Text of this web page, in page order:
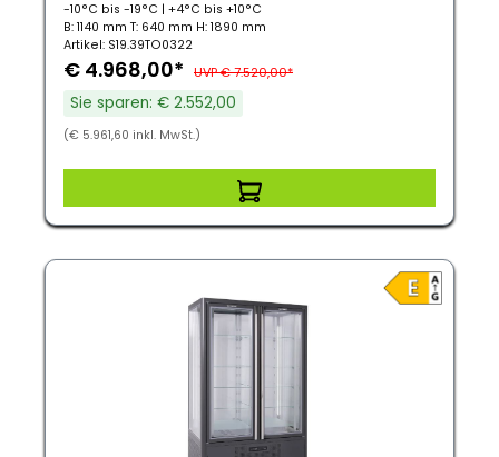
-10°C bis -19°C | +4°C bis +10°C
B: 1140 mm T: 640 mm H: 1890 mm
Artikel: S19.39TO0322
€ 4.968,00* UVP € 7.520,00*
Sie sparen: € 2.552,00
(€ 5.961,60 inkl. MwSt.)